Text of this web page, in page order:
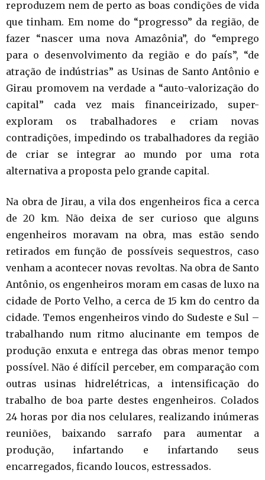
reproduzem nem de perto as boas condições de vida
que tinham. Em nome do “progresso” da região, de
fazer “nascer uma nova Amazônia”, do “emprego
para o desenvolvimento da região e do país”, “de
atração de indústrias” as Usinas de Santo Antônio e
Girau promovem na verdade a “auto-valorização do
capital” cada vez mais financeirizado, super-
exploram os trabalhadores e criam novas
contradições, impedindo os trabalhadores da região
de criar se integrar ao mundo por uma rota
alternativa a proposta pelo grande capital.
Na obra de Jirau, a vila dos engenheiros fica a cerca
de 20 km. Não deixa de ser curioso que alguns
engenheiros moravam na obra, mas estão sendo
retirados em função de possíveis sequestros, caso
venham a acontecer novas revoltas. Na obra de Santo
Antônio, os engenheiros moram em casas de luxo na
cidade de Porto Velho, a cerca de 15 km do centro da
cidade. Temos engenheiros vindo do Sudeste e Sul –
trabalhando num ritmo alucinante em tempos de
produção enxuta e entrega das obras menor tempo
possível. Não é difícil perceber, em comparação com
outras usinas hidrelétricas, a intensificação do
trabalho de boa parte destes engenheiros. Colados
24 horas por dia nos celulares, realizando inúmeras
reuniões, baixando sarrafo para aumentar a
produção, infartando e infartando seus
encarregados, ficando loucos, estressados.